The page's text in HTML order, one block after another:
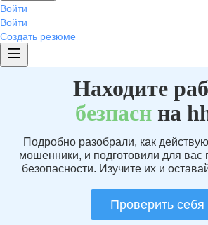
Войти
Войти
Создать резюме
Находите
безпаснна
Подробно разобрали, как
мошенники, и подготовили для вас
безопасности. Изучите их и
Проверить себя